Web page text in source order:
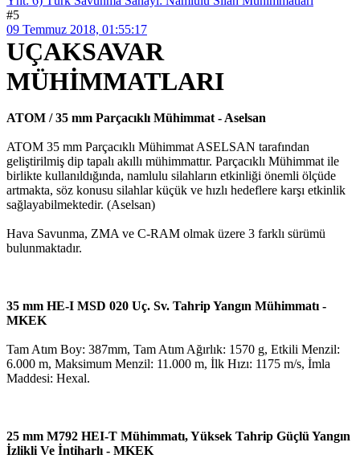
#5
09 Temmuz 2018, 01:55:17
UÇAKSAVAR
MÜHİMMATLARI
ATOM / 35 mm Parçacıklı Mühimmat - Aselsan
ATOM 35 mm Parçacıklı Mühimmat ASELSAN tarafından
geliştirilmiş dip tapalı akıllı mühimmattır. Parçacıklı Mühimmat ile
birlikte kullanıldığında, namlulu silahların etkinliği önemli ölçüde
artmakta, söz konusu silahlar küçük ve hızlı hedeflere karşı etkinlik
sağlayabilmektedir. (Aselsan)
Hava Savunma, ZMA ve C-RAM olmak üzere 3 farklı sürümü
bulunmaktadır.
35 mm HE-I MSD 020 Uç. Sv. Tahrip Yangın Mühimmatı -
MKEK
Tam Atım Boy: 387mm, Tam Atım Ağırlık: 1570 g, Etkili Menzil:
6.000 m, Maksimum Menzil: 11.000 m, İlk Hızı: 1175 m/s, İmla
Maddesi: Hexal.
25 mm M792 HEI-T Mühimmatı, Yüksek Tahrip Güçlü Yangın
İzlikli Ve İntiharlı - MKEK